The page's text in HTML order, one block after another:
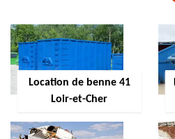
Location de benne 41
Loir-et-Cher